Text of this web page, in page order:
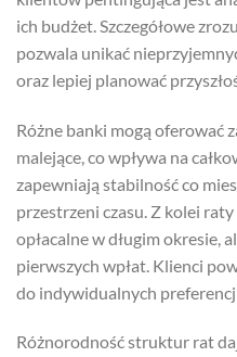
ich budżet. Szczegółowe
pozwala unikać
oraz lepiej planować
Różne banki mogą oferować
malejące, co wpływa na
zapewniają stabilność co
przestrzeni czasu. Z kolei
opłacalne w długim okresie,
pierwszych wpłat. Klienci
do indywidualnych
Różnorodność struktur rat